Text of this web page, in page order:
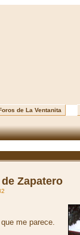
de La Ventanita
Zapatero
me parece.